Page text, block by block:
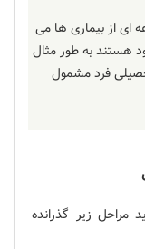
ای از بیماری ها می
هستند به طور مثال
فرد مشمول
مراحل زیر گذرانده